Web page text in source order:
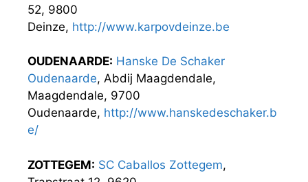
52, 9800
Deinze, http://www.karpovdeinze.be
OUDENAARDE: Hanske De Schaker
Oudenaarde, Abdij Maagdendale,
Maagdendale, 9700
Oudenaarde, http://www.hanskedeschaker.b
e/
ZOTTEGEM: SC Caballos Zottegem,